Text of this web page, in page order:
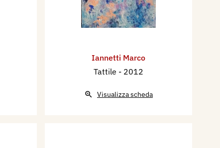
Iannetti Marco
Tattile - 2012
Visualizza scheda